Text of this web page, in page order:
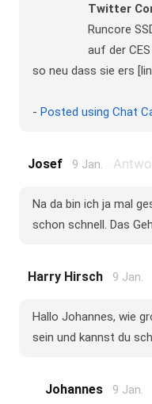
Twitter
Runcore
auf der
so neu dass sie ers
- Posted using Chat
Josef 9 Jan.
Na da bin ich ja mal
schon schnell. Das
Harry Hirsch 9 Jan.
Hallo Johannes, wie
sein und kannst du
Johannes 9 Jan.